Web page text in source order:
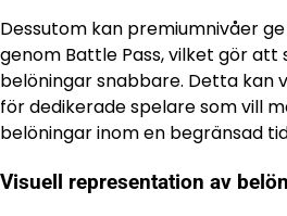
Dessutom kan premiumnivåer
genom Battle Pass, vilket gör att
belöningar snabbare. Detta kan
för dedikerade spelare som vill
belöningar inom en begränsad
Visuell representation av